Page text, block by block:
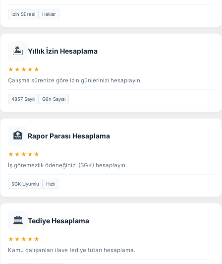
İzin Süresi Haklar
🏝️ Yıllık İzin Hesaplama
★★★★★
Çalışma sürenize göre izin günlerinizi hesaplayın.
4857 Sayılı Gün Sayısı
🏥 Rapor Parası Hesaplama
★★★★★
İş göremezlik ödeneğinizi (SGK) hesaplayın.
SGK Uyumlu Hızlı
🏛️ Tediye Hesaplama
★★★★★
Kamu çalışanları ilave tediye tutarı hesaplama.